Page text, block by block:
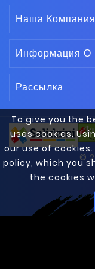
To give you the
uses cookies.
our use of
policy, which you
the cookies
Наша Компания
Информация О
Рассылка
©